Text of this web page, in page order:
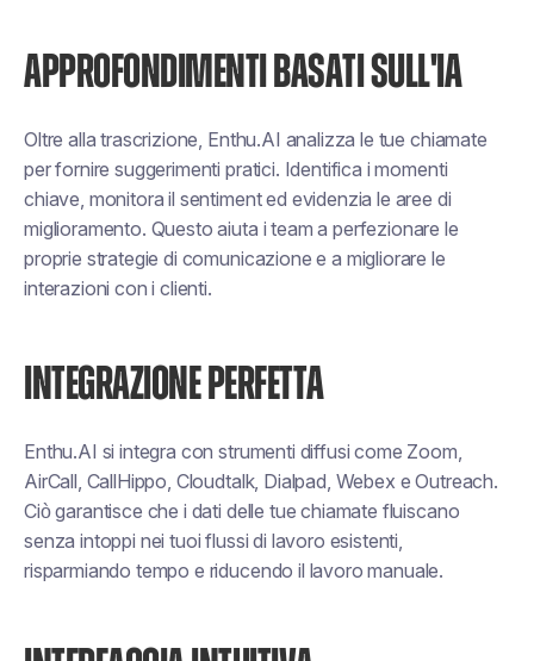
APPROFONDIMENTI BASATI SULL'IA
Oltre alla trascrizione, Enthu.AI analizza le tue chiamate
per fornire suggerimenti pratici. Identifica i momenti
chiave, monitora il sentiment ed evidenzia le aree di
miglioramento. Questo aiuta i team a perfezionare le
proprie strategie di comunicazione e a migliorare le
interazioni con i clienti.
INTEGRAZIONE PERFETTA
Enthu.AI si integra con strumenti diffusi come Zoom,
AirCall, CallHippo, Cloudtalk, Dialpad, Webex e Outreach.
Ciò garantisce che i dati delle tue chiamate fluiscano
senza intoppi nei tuoi flussi di lavoro esistenti,
risparmiando tempo e riducendo il lavoro manuale.